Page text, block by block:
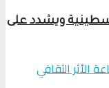
ويشدد على